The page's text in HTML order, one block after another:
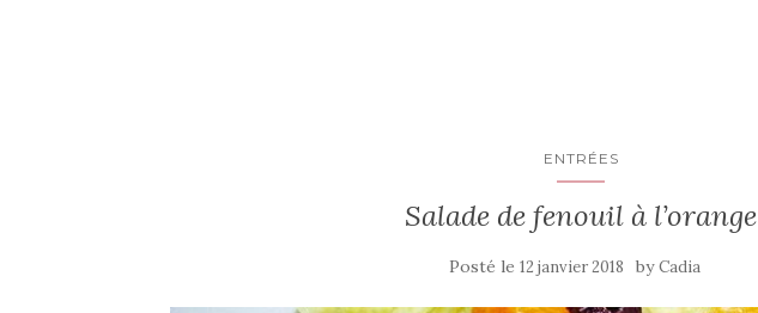
ENTRÉES
Salade de fenouil à l’orange
Posté le12 janvier 2018 byCadia